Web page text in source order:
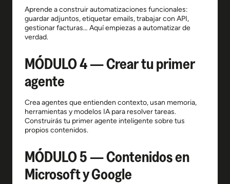
Aprende a construir automatizaciones funcionales:
guardar adjuntos, etiquetar emails, trabajar con API,
gestionar facturas… Aquí empiezas a automatizar de
verdad.
MÓDULO 4 — Crear tu primer
agente
Crea agentes que entienden contexto, usan memoria,
herramientas y modelos IA para resolver tareas.
Construirás tu primer agente inteligente sobre tus
propios contenidos.
MÓDULO 5 — Contenidos en
Microsoft y Google